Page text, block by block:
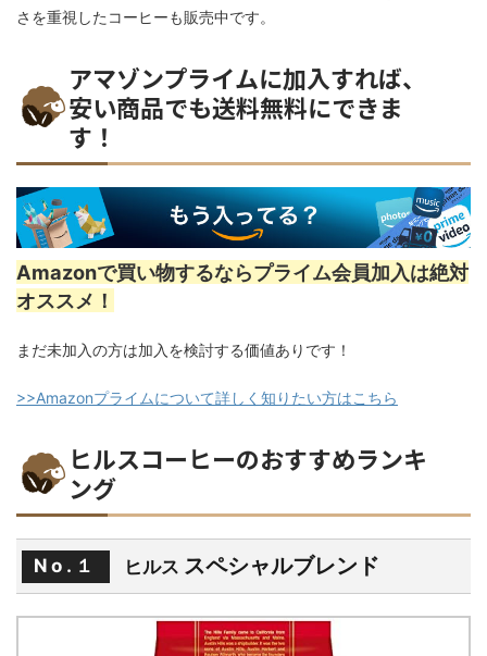
さを重視したコーヒーも販売中です。
アマゾンプライムに加入すれば、
安い商品でも送料無料にできま
す！
Amazonで買い物するならプライム会員加入は絶対
オススメ！
まだ未加入の方は加入を検討する価値ありです！
>>Amazonプライムについて詳しく知りたい方はこちら
ヒルスコーヒーのおすすめランキ
ング
No.１ ヒルス スペシャルブレンド